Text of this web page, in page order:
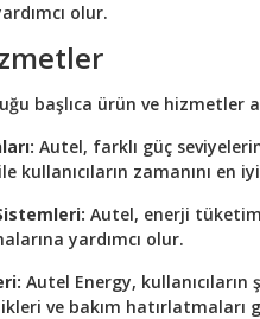
olur.
başlıca ürün ve hizmetler
Autel, farklı güç
kullanıcıların zamanını en
Autel, enerji
yardımcı olur.
Autel Energy,
ve bakım hatırlatmaları